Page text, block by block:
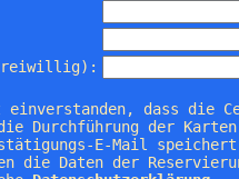
(freiwillig):
dass die
Durchführung der
E-Mail
die Daten der